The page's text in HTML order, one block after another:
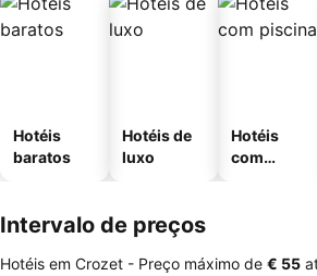
Hotéis
baratos
Hotéis de
luxo
Hotéis
com
Intervalo de preços
Hotéis em Crozet - Preço máximo de ‎€ 55